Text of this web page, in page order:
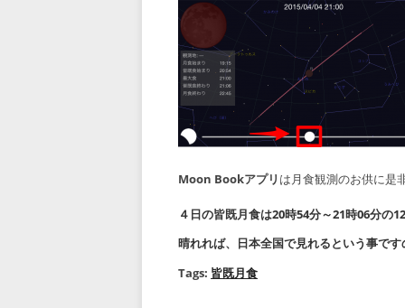
Moon Bookアプリ は月食観測のお供に
４日の皆既月食は20時54分～21時06分の
晴れれば、日本全国で見れるという事で
Tags: 皆既月食